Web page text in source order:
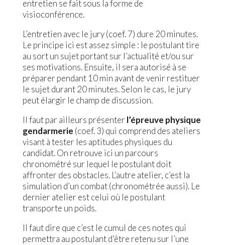
entretien se fait sous la forme de
visioconférence.
L’entretien avec le jury (coef. 7) dure 20 minutes.
Le principe ici est assez simple : le postulant tire
au sort un sujet portant sur l’actualité et/ou sur
ses motivations. Ensuite, il sera autorisé à se
préparer pendant 10 min avant de venir restituer
le sujet durant 20 minutes. Selon le cas, le jury
peut élargir le champ de discussion.
Il faut par ailleurs présenter l’épreuve physique
gendarmerie (coef. 3) qui comprend des ateliers
visant à tester les aptitudes physiques du
candidat. On retrouve ici un parcours
chronométré sur lequel le postulant doit
affronter des obstacles. L’autre atelier, c’est la
simulation d’un combat (chronométrée aussi). Le
dernier atelier est celui où le postulant
transporte un poids.
Il faut dire que c’est le cumul de ces notes qui
permettra au postulant d’être retenu sur l’une